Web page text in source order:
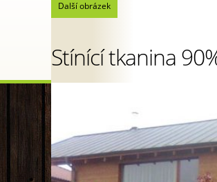
Další obrázek
Stínící tkanina